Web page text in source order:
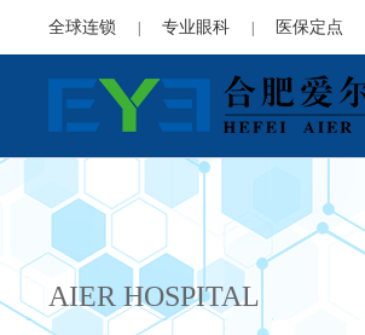
全球连锁 | 专业眼科 | 医保定点
AIER HOSPITAL